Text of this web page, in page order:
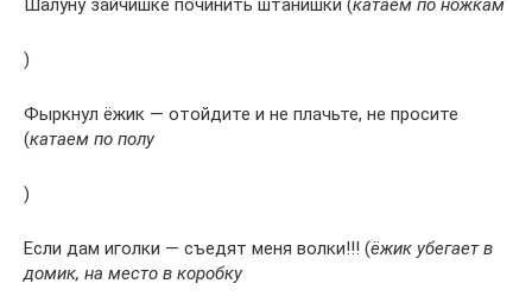
Шалуну зайчишке починить штанишки (катаем по ножкам
)
Фыркнул ёжик — отойдите и не плачьте, не просите
(катаем по полу
)
Если дам иголки — съедят меня волки!!! (ёжик убегает в
домик, на место в коробку